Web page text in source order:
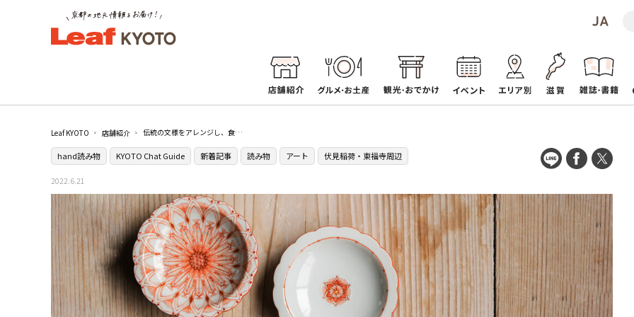
Leaf KYOTO 店舗紹介 伝統の文様をアレンジし、食卓にも合ううつわ 種田真紀さん／京都でうつわをつくる人③
hand読み物 KYOTO Chat Guide 新着記事 読み物 アート 伏見稲荷・東福寺周辺
2022.6.21